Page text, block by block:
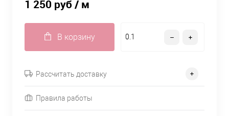
1 250 руб/ м
В корзину
Рассчитать доставку
Правила работы